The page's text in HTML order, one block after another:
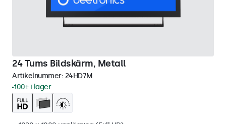
24 Tums Bildskärm, Metall
Artikelnummer: 24HD7M
100+ i lager